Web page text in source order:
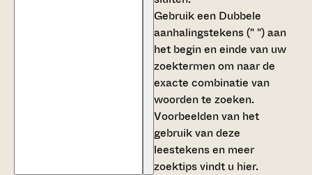
Gebruik een Dubbele
aanhalingstekens (" ")aan
het begin en einde van uw
zoektermen om naar de
exacte combinatie van
woorden te zoeken.
Voorbeelden van het
gebruik van deze
leestekens en meer
zoektips vindt u hier.